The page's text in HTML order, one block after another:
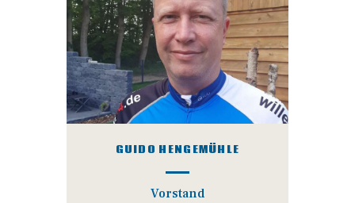
GUIDO HENGEMÜHLE
Vorstand